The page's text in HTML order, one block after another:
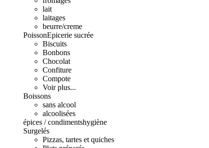
lait
laitages
beurre/creme
PoissonEpicerie sucrée
Biscuits
Bonbons
Chocolat
Confiture
Compote
Voir plus...
Boissons
sans alcool
alcoolisées
épices / condimentshygiène
Surgelés
Pizzas, tartes et quiches